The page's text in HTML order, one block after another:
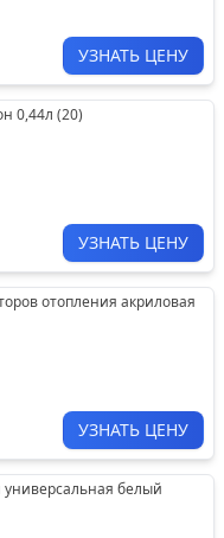
УЗНАТЬ ЦЕНУ
0,44л (20)
УЗНАТЬ ЦЕНУ
отопления акриловая
УЗНАТЬ ЦЕНУ
белый